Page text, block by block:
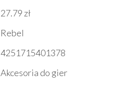
27.79 zł
Rebel
4251715401378
Akcesoria do gier